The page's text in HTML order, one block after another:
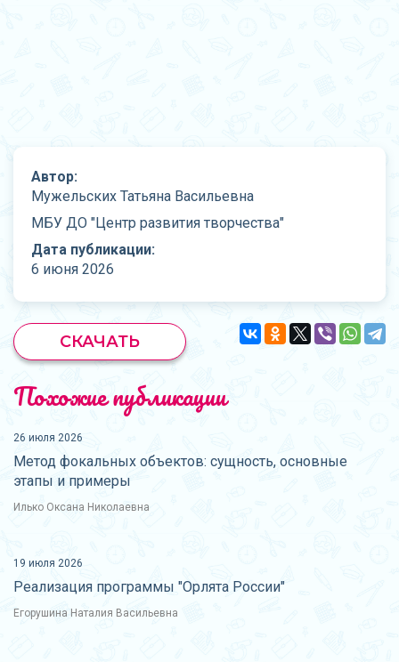
Автор:
Мужельских Татьяна Васильевна
МБУ ДО "Центр развития творчества"
Дата публикации:
6 июня 2026
СКАЧАТЬ
Похожие публикации
26 июля 2026
Метод фокальных объектов: сущность, основные
этапы и примеры
Илько Оксана Николаевна
19 июля 2026
Реализация программы "Орлята России"
Егорушина Наталия Васильевна